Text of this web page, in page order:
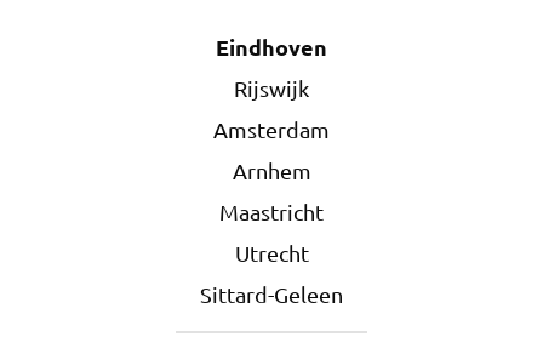
Eindhoven
Rijswijk
Amsterdam
Arnhem
Maastricht
Utrecht
Sittard-Geleen